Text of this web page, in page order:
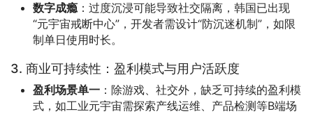
数字成瘾：过度沉浸可能导致社交隔离，韩国已出现
“元宇宙戒断中心”，开发者需设计“防沉迷机制”，如限
制单日使用时长。
3. 商业可持续性：盈利模式与用户活跃度
盈利场景单一 ：除游戏、社交外，缺乏可持续的盈利模
式，如工业元宇宙需探索产线运维、产品检测等B端场